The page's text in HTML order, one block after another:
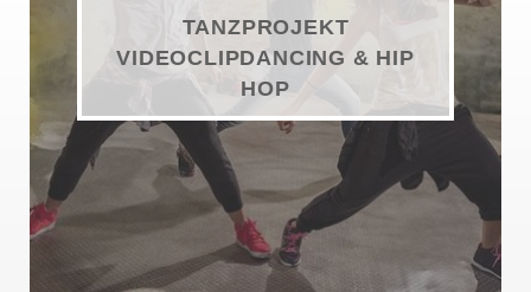
TANZPROJEKT
VIDEOCLIPDANCING & HIP
HOP